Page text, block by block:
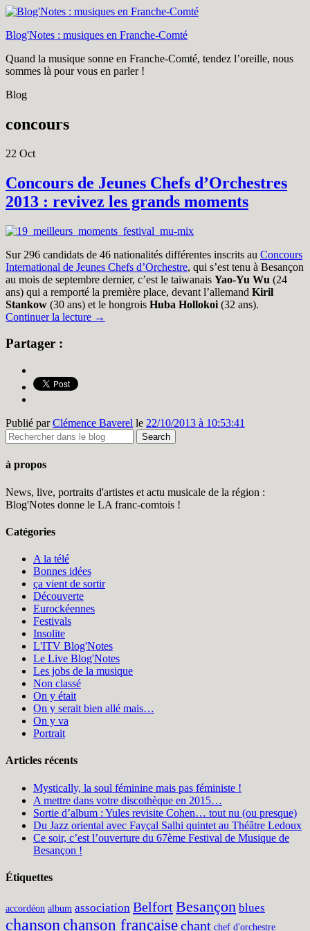
Blog'Notes : musiques en Franche-Comté
Quand la musique sonne en Franche-Comté, tendez l’oreille, nous
sommes là pour vous en parler !
Blog
concours
22 Oct
Concours de Jeunes Chefs d’Orchestres
2013 : revivez les grands moments
Sur 296 candidats de 46 nationalités différentes inscrits au Concours
International de Jeunes Chefs d’Orchestre, qui s’est tenu à Besançon
au mois de septembre dernier, c’est le taiwanais Yao-Yu Wu (24
ans) qui a remporté la première place, devant l’allemand Kiril
Stankow (30 ans) et le hongrois Huba Hollokoi (32 ans).
Continuer la lecture →
Partager :
Publié parClémence Baverel le 22/10/2013 à 10:53:41
à propos
News, live, portraits d'artistes et actu musicale de la région :
Blog'Notes donne le LA franc-comtois !
Catégories
A la télé
Bonnes idées
ça vient de sortir
Découverte
Eurockéennes
Festivals
Insolite
L'ITV Blog'Notes
Le Live Blog'Notes
Les jobs de la musique
Non classé
On y était
On y serait bien allé mais…
On y va
Portrait
Articles récents
Mystically, la soul féminine mais pas féministe !
A mettre dans votre discothèque en 2015…
Sortie d’album : Yules revisite Cohen… tout nu (ou presque)
Du Jazz oriental avec Fayçal Salhi quintet au Théâtre Ledoux
Ce soir, c’est l’ouverture du 67ème Festival de Musique de
Besançon !
Étiquettes
accordéon album association Belfort Besançon blues
chanson chanson françaisechant chef d'orchestre